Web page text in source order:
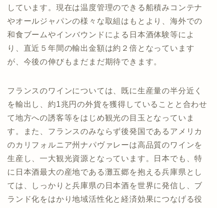
しています。現在は温度管理のできる船積みコンテナ
やオールジャパンの様々な取組はもとより、海外での
和食ブームやインバウンドによる日本酒体験等によ
り、直近５年間の輸出金額は約２倍となっています
が、今後の伸びもまだまだ期待できます。
フランスのワインについては、既に生産量の半分近く
を輸出し、約1兆円の外貨を獲得していることと合わせ
て地方への誘客等をはじめ観光の目玉となっていま
す。また、フランスのみならず後発国であるアメリカ
のカリフォルニア州ナパヴァレーは高品質のワインを
生産し、一大観光資源となっています。日本でも、特
に日本酒最大の産地である灘五郷を抱える兵庫県とし
ては、しっかりと兵庫県の日本酒を世界に発信し、ブ
ランド化をはかり地域活性化と経済効果につなげる役